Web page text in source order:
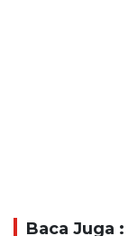
Baca Juga :